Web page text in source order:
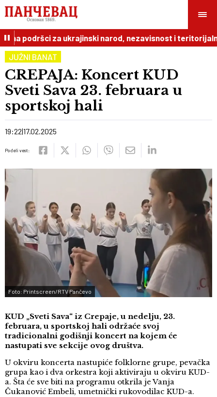
za ukrajinski narod, nezavisnost i teritorijalni
JUŽNI BANAT
CREPAJA: Koncert KUD
Sveti Sava 23. februara u
sportskoj hali
19:22 17.02.2025
Podeli vest:
Foto: Printscreen/RTV Pančevo
KUD „Sveti Sava“ iz Crepaje, u nedelju, 23.
februara, u sportskoj hali održaće svoj
tradicionalni godišnji koncert na kojem će
nastupati sve sekcije ovog društva.
U okviru koncerta nastupiće folklorne grupe, pevačka
grupa kao i dva orkestra koji aktiviraju u okviru KUD-
a. Šta će sve biti na programu otkrila je Vanja
Čukanović Embeli, umetnički rukovodilac KUD-a.